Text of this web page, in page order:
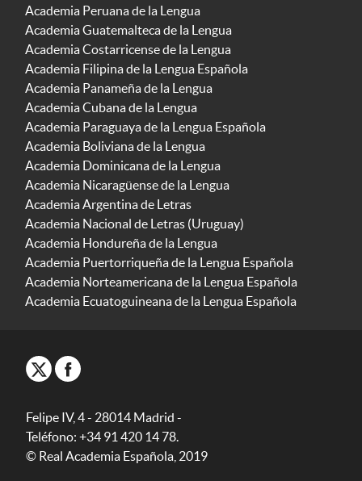
Academia Peruana de la Lengua
Academia Guatemalteca de la Lengua
Academia Costarricense de la Lengua
Academia Filipina de la Lengua Española
Academia Panameña de la Lengua
Academia Cubana de la Lengua
Academia Paraguaya de la Lengua Española
Academia Boliviana de la Lengua
Academia Dominicana de la Lengua
Academia Nicaragüense de la Lengua
Academia Argentina de Letras
Academia Nacional de Letras (Uruguay)
Academia Hondureña de la Lengua
Academia Puertorriqueña de la Lengua Española
Academia Norteamericana de la Lengua Española
Academia Ecuatoguineana de la Lengua Española
Felipe IV, 4 - 28014 Madrid -
Teléfono: +34 91 420 14 78.
© Real Academia Española, 2019